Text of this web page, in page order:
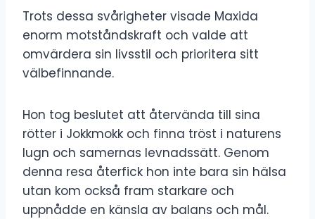
Trots dessa svårigheter visade Maxida
enorm motståndskraft och valde att
omvärdera sin livsstil och prioritera sitt
välbefinnande.
Hon tog beslutet att återvända till sina
rötter i Jokkmokk och finna tröst i naturens
lugn och samernas levnadssätt. Genom
denna resa återfick hon inte bara sin hälsa
utan kom också fram starkare och
uppnådde en känsla av balans och mål.